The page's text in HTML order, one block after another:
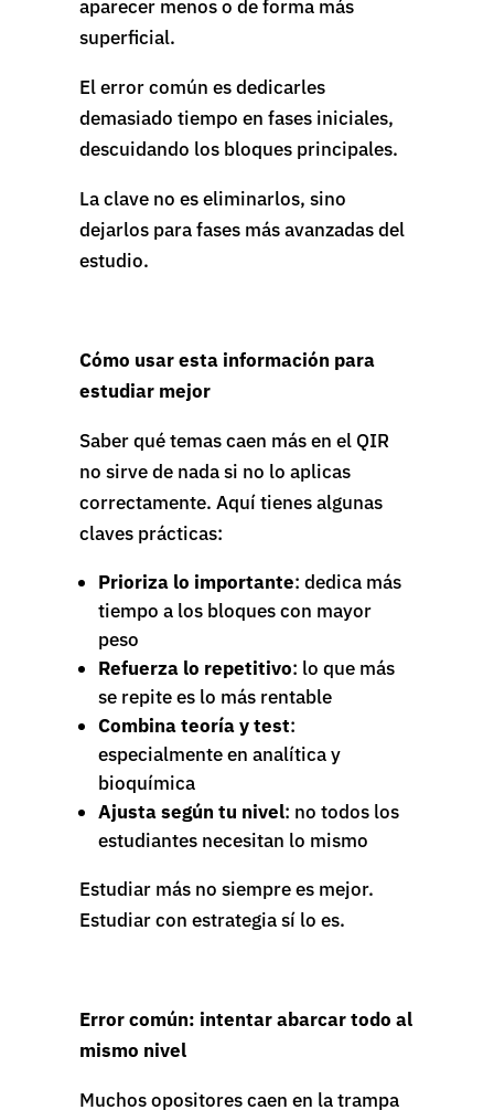
aparecer menos o de forma más
superficial.
El error común es dedicarles
demasiado tiempo en fases iniciales,
descuidando los bloques principales.
La clave no es eliminarlos, sino
dejarlos para fases más avanzadas del
estudio.
Cómo usar esta información para
estudiar mejor
Saber qué temas caen más en el QIR
no sirve de nada si no lo aplicas
correctamente. Aquí tienes algunas
claves prácticas:
Prioriza lo importante: dedica más
tiempo a los bloques con mayor
peso
Refuerza lo repetitivo: lo que más
se repite es lo más rentable
Combina teoría y test:
especialmente en analítica y
bioquímica
Ajusta según tu nivel: no todos los
estudiantes necesitan lo mismo
Estudiar más no siempre es mejor.
Estudiar con estrategia sí lo es.
Error común: intentar abarcar todo al
mismo nivel
Muchos opositores caen en la trampa